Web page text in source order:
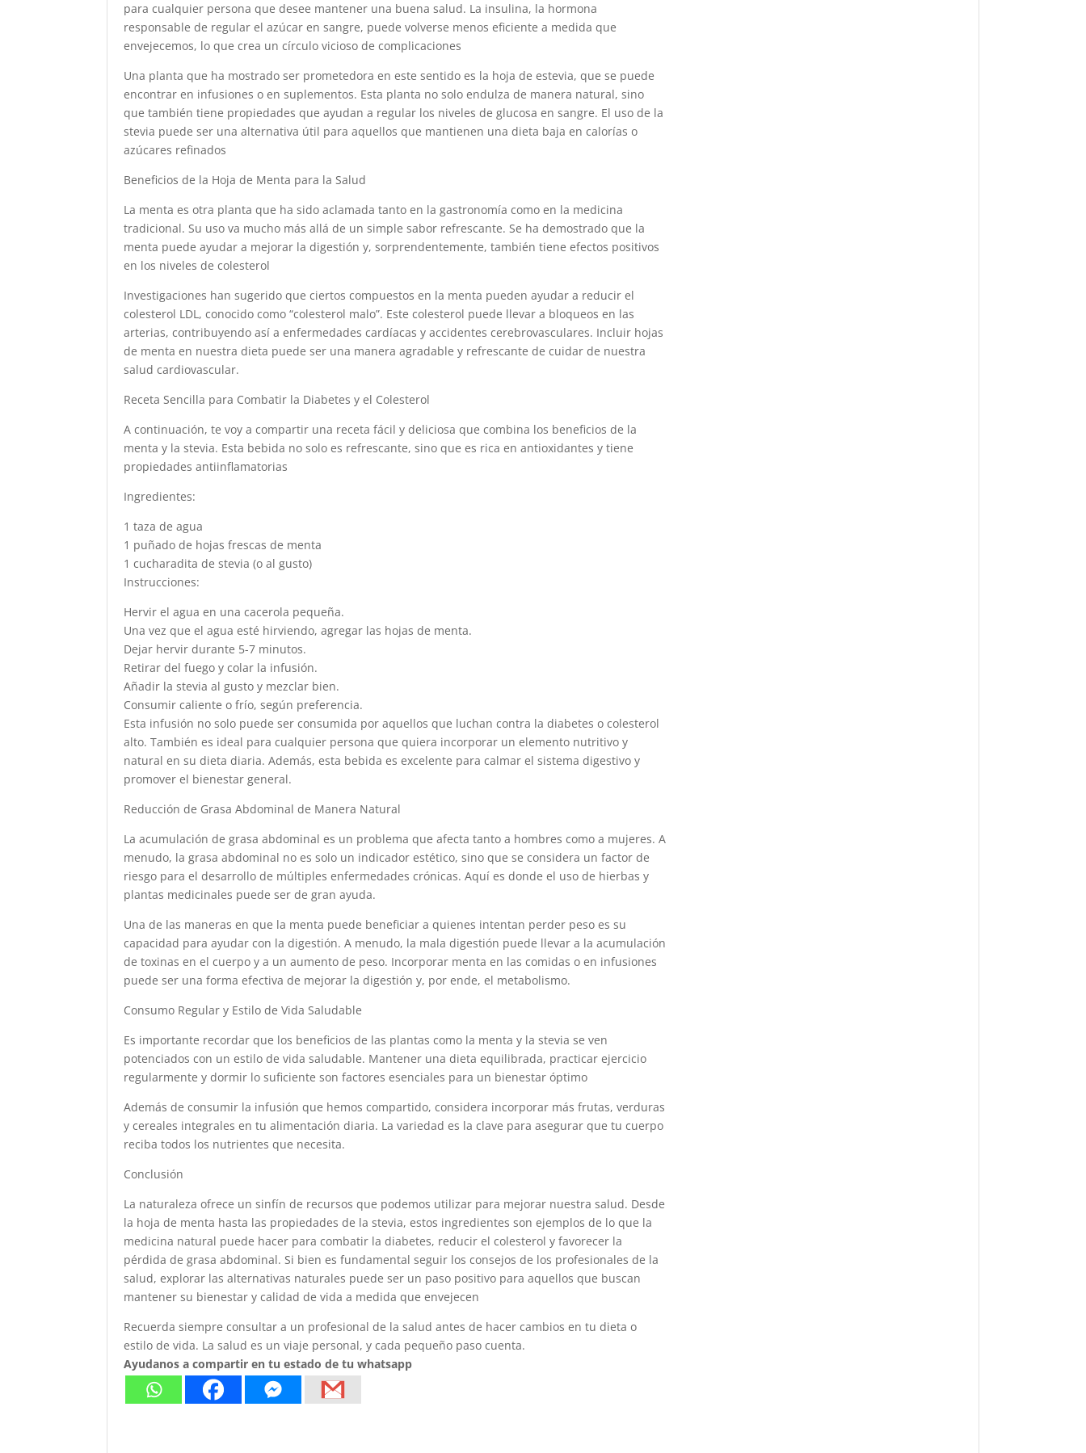
para cualquier persona que desee mantener una buena salud. La insulina, la hormona
responsable de regular el azúcar en sangre, puede volverse menos eficiente a medida que
envejecemos, lo que crea un círculo vicioso de complicaciones
Una planta que ha mostrado ser prometedora en este sentido es la hoja de estevia, que se puede
encontrar en infusiones o en suplementos. Esta planta no solo endulza de manera natural, sino
que también tiene propiedades que ayudan a regular los niveles de glucosa en sangre. El uso de la
stevia puede ser una alternativa útil para aquellos que mantienen una dieta baja en calorías o
azúcares refinados
Beneficios de la Hoja de Menta para la Salud
La menta es otra planta que ha sido aclamada tanto en la gastronomía como en la medicina
tradicional. Su uso va mucho más allá de un simple sabor refrescante. Se ha demostrado que la
menta puede ayudar a mejorar la digestión y, sorprendentemente, también tiene efectos positivos
en los niveles de colesterol
Investigaciones han sugerido que ciertos compuestos en la menta pueden ayudar a reducir el
colesterol LDL, conocido como “colesterol malo”. Este colesterol puede llevar a bloqueos en las
arterias, contribuyendo así a enfermedades cardíacas y accidentes cerebrovasculares. Incluir hojas
de menta en nuestra dieta puede ser una manera agradable y refrescante de cuidar de nuestra
salud cardiovascular.
Receta Sencilla para Combatir la Diabetes y el Colesterol
A continuación, te voy a compartir una receta fácil y deliciosa que combina los beneficios de la
menta y la stevia. Esta bebida no solo es refrescante, sino que es rica en antioxidantes y tiene
propiedades antiinflamatorias
Ingredientes:
1 taza de agua
1 puñado de hojas frescas de menta
1 cucharadita de stevia (o al gusto)
Instrucciones:
Hervir el agua en una cacerola pequeña.
Una vez que el agua esté hirviendo, agregar las hojas de menta.
Dejar hervir durante 5-7 minutos.
Retirar del fuego y colar la infusión.
Añadir la stevia al gusto y mezclar bien.
Consumir caliente o frío, según preferencia.
Esta infusión no solo puede ser consumida por aquellos que luchan contra la diabetes o colesterol
alto. También es ideal para cualquier persona que quiera incorporar un elemento nutritivo y
natural en su dieta diaria. Además, esta bebida es excelente para calmar el sistema digestivo y
promover el bienestar general.
Reducción de Grasa Abdominal de Manera Natural
La acumulación de grasa abdominal es un problema que afecta tanto a hombres como a mujeres. A
menudo, la grasa abdominal no es solo un indicador estético, sino que se considera un factor de
riesgo para el desarrollo de múltiples enfermedades crónicas. Aquí es donde el uso de hierbas y
plantas medicinales puede ser de gran ayuda.
Una de las maneras en que la menta puede beneficiar a quienes intentan perder peso es su
capacidad para ayudar con la digestión. A menudo, la mala digestión puede llevar a la acumulación
de toxinas en el cuerpo y a un aumento de peso. Incorporar menta en las comidas o en infusiones
puede ser una forma efectiva de mejorar la digestión y, por ende, el metabolismo.
Consumo Regular y Estilo de Vida Saludable
Es importante recordar que los beneficios de las plantas como la menta y la stevia se ven
potenciados con un estilo de vida saludable. Mantener una dieta equilibrada, practicar ejercicio
regularmente y dormir lo suficiente son factores esenciales para un bienestar óptimo
Además de consumir la infusión que hemos compartido, considera incorporar más frutas, verduras
y cereales integrales en tu alimentación diaria. La variedad es la clave para asegurar que tu cuerpo
reciba todos los nutrientes que necesita.
Conclusión
La naturaleza ofrece un sinfín de recursos que podemos utilizar para mejorar nuestra salud. Desde
la hoja de menta hasta las propiedades de la stevia, estos ingredientes son ejemplos de lo que la
medicina natural puede hacer para combatir la diabetes, reducir el colesterol y favorecer la
pérdida de grasa abdominal. Si bien es fundamental seguir los consejos de los profesionales de la
salud, explorar las alternativas naturales puede ser un paso positivo para aquellos que buscan
mantener su bienestar y calidad de vida a medida que envejecen
Recuerda siempre consultar a un profesional de la salud antes de hacer cambios en tu dieta o
estilo de vida. La salud es un viaje personal, y cada pequeño paso cuenta.
Ayudanos a compartir en tu estado de tu whatsapp